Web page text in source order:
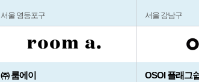
서울 영등포구 서울 강남구
㈜ 룸에이 OSOI 플래그